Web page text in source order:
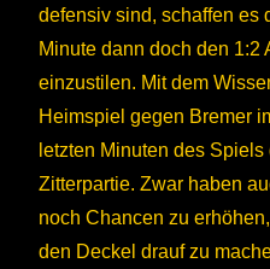
defensiv sind, schaffen es
Minute dann doch den 1:2
einzustilen. Mit dem
Heimspiel gegen Bremer
letzten Minuten des
Zitterpartie. Zwar haben
noch Chancen zu
den Deckel drauf zu